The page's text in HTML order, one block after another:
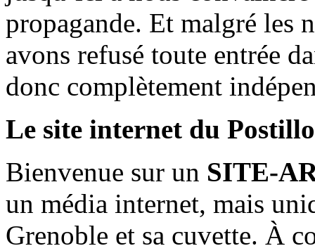
propagande. Et malgré les
avons refusé toute entrée
donc complètement
Le site internet du
Bienvenue sur un SITE-
un média internet, mais
Grenoble et sa cuvette. À